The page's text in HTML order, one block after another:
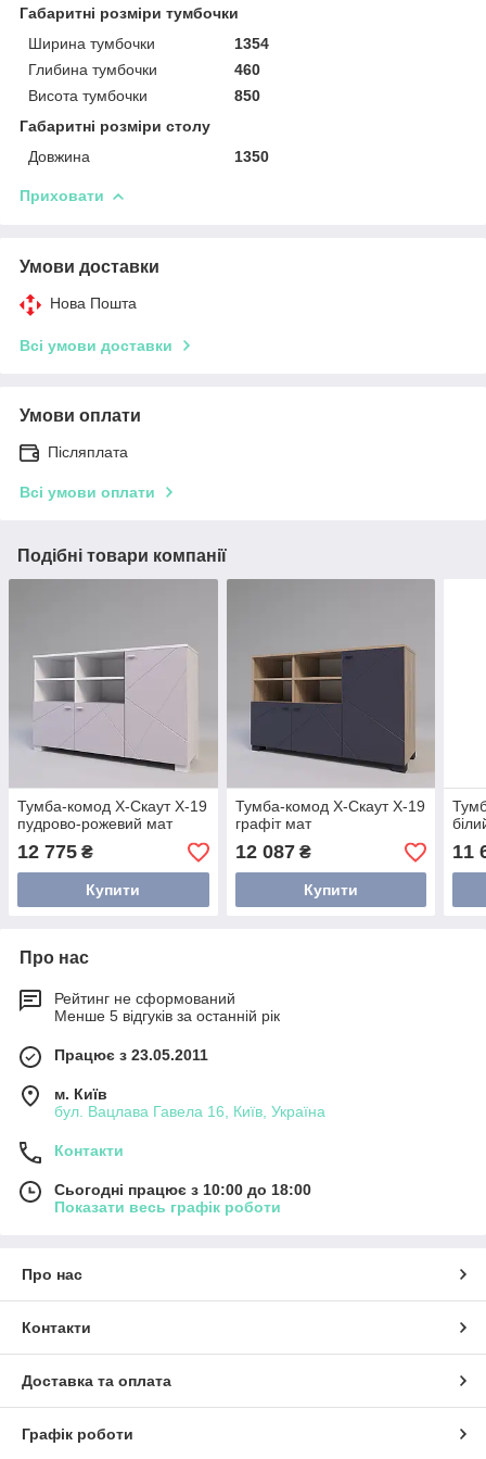
Габаритні розміри тумбочки
Ширина тумбочки
1354
Глибина тумбочки
460
Висота тумбочки
850
Габаритні розміри столу
Довжина
1350
Приховати
Умови доставки
Нова Пошта
Всі умови доставки
Умови оплати
Післяплата
Всі умови оплати
Подібні товари компанії
Тумба-комод Х-Скаут Х-19
пудрово-рожевий мат
12 775 ₴
Купити
Тумба-комод Х-Скаут Х-19
графіт мат
12 087₴
Купити
11
Про нас
Рейтинг не сформований
Менше 5 відгуків за останній рік
Працює з 23.05.2011
м. Київ
бул. Вацлава Гавела 16, Київ, Україна
Контакти
Сьогодні працює з 10:00 до 18:00
Показати весь графік роботи
Про нас
Контакти
Доставка та оплата
Графік роботи